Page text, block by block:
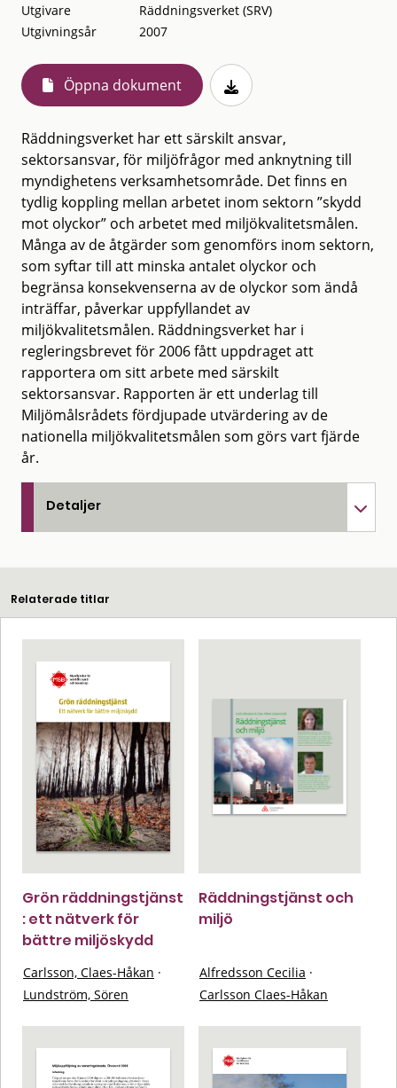
Utgivare
Räddningsverket (SRV)
Utgivningsår
2007
Öppna dokument
Räddningsverket har ett särskilt ansvar,
sektorsansvar, för miljöfrågor med anknytning till
myndighetens verksamhetsområde. Det finns en
tydlig koppling mellan arbetet inom sektorn ”skydd
mot olyckor” och arbetet med miljökvalitetsmålen.
Många av de åtgärder som genomförs inom sektorn,
som syftar till att minska antalet olyckor och
begränsa konsekvenserna av de olyckor som ändå
inträffar, påverkar uppfyllandet av
miljökvalitetsmålen. Räddningsverket har i
regleringsbrevet för 2006 fått uppdraget att
rapportera om sitt arbete med särskilt
sektorsansvar. Rapporten är ett underlag till
Miljömålsrådets fördjupade utvärdering av de
nationella miljökvalitetsmålen som görs vart fjärde
år.
Detaljer
Relaterade titlar
Grön räddningstjänst
: ett nätverk för
bättre miljöskydd
Carlsson, Claes-Håkan ·
Lundström, Sören
Räddningstjänst och
miljö
Alfredsson Cecilia ·
Carlsson Claes-Håkan